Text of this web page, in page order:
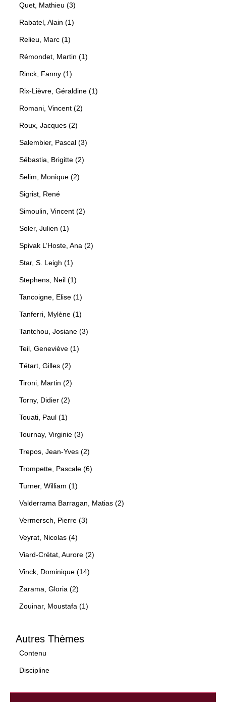
Quet, Mathieu (3)
Rabatel, Alain (1)
Relieu, Marc (1)
Rémondet, Martin (1)
Rinck, Fanny (1)
Rix-Lièvre, Géraldine (1)
Romani, Vincent (2)
Roux, Jacques (2)
Salembier, Pascal (3)
Sébastia, Brigitte (2)
Selim, Monique (2)
Sigrist, René
Simoulin, Vincent (2)
Soler, Julien (1)
Spivak L’Hoste, Ana (2)
Star, S. Leigh (1)
Stephens, Neil (1)
Tancoigne, Elise (1)
Tanferri, Mylène (1)
Tantchou, Josiane (3)
Teil, Geneviève (1)
Tétart, Gilles (2)
Tironi, Martin (2)
Torny, Didier (2)
Touati, Paul (1)
Tournay, Virginie (3)
Trepos, Jean-Yves (2)
Trompette, Pascale (6)
Turner, William (1)
Valderrama Barragan, Matias (2)
Vermersch, Pierre (3)
Veyrat, Nicolas (4)
Viard-Crétat, Aurore (2)
Vinck, Dominique (14)
Zarama, Gloria (2)
Zouinar, Moustafa (1)
Autres Thèmes
Contenu
Discipline